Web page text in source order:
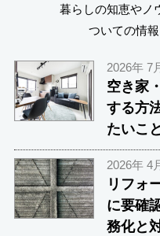
暮らしの知恵やノ
ついての情
2026年 7
空き家
する方
たいこと
2026年 4
リフォ
に要確
務化と